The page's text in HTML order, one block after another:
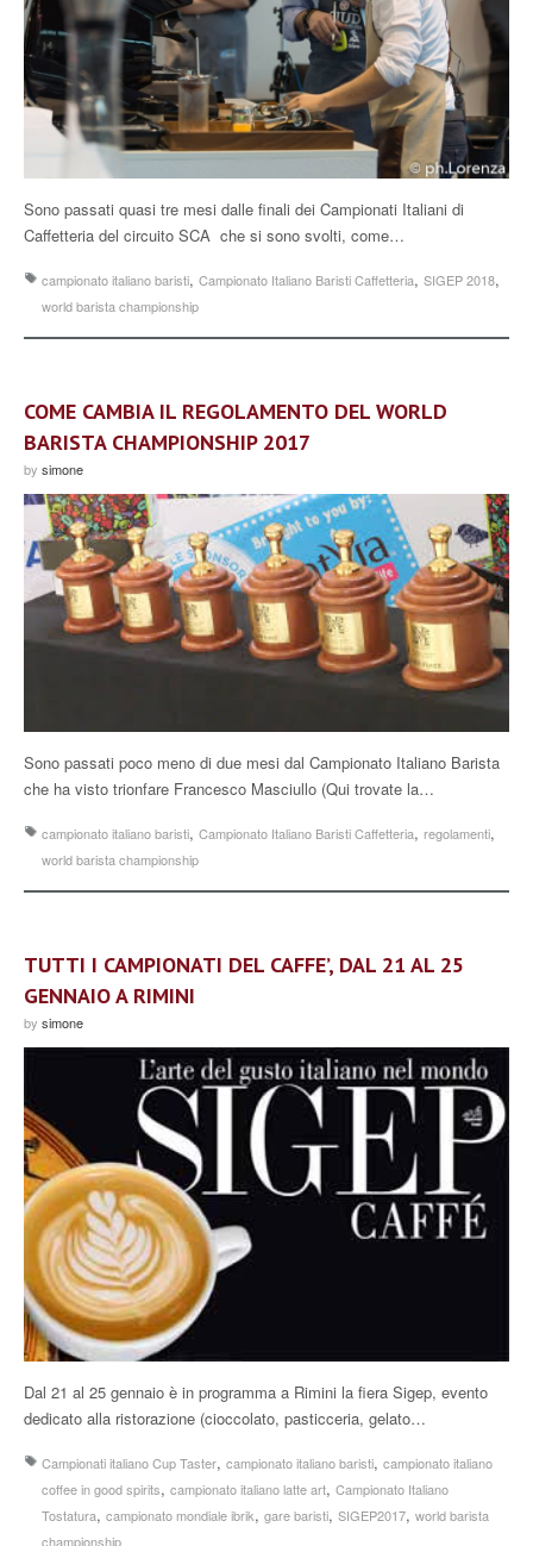
Sono passati quasi tre mesi dalle finali dei Campionati Italiani di
Caffetteria del circuito SCA che si sono svolti, come…
campionato italiano baristi, Campionato Italiano Baristi Caffetteria, SIGEP 2018,
world barista championship
COME CAMBIA IL REGOLAMENTO DEL WORLD
BARISTA CHAMPIONSHIP 2017
by simone
Sono passati poco meno di due mesi dal Campionato Italiano Barista
che ha visto trionfare Francesco Masciullo (Qui trovate la…
campionato italiano baristi, Campionato Italiano Baristi Caffetteria, regolamenti,
world barista championship
TUTTI I CAMPIONATI DEL CAFFE’, DAL 21 AL 25
GENNAIO A RIMINI
by simone
Dal 21 al 25 gennaio è in programma a Rimini la fiera Sigep, evento
dedicato alla ristorazione (cioccolato, pasticceria, gelato…
Campionati italiano Cup Taster, campionato italiano baristi, campionato italiano
coffee in good spirits, campionato italiano latte art, Campionato Italiano
Tostatura, campionato mondiale ibrik, gare baristi, SIGEP2017, world barista
championship